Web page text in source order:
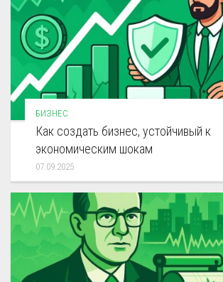
БИЗНЕС
Как создать бизнес, устойчивый к
экономическим шокам
07.09.2025